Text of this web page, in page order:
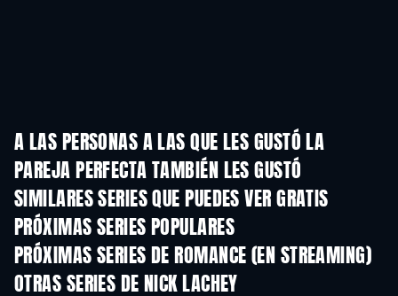
A LAS PERSONAS A LAS QUE LES GUSTÓ LA
PAREJA PERFECTA TAMBIÉN LES GUSTÓ
TV TV
SIMILARES SERIES QUE PUEDES VER GRATIS
TV TV
PRÓXIMAS SERIES POPULARES
TV
PRÓXIMAS SERIES DE ROMANCE (EN STREAMING)
Temporada 3 Temporada 2
OTRAS SERIES DE NICK LACHEY